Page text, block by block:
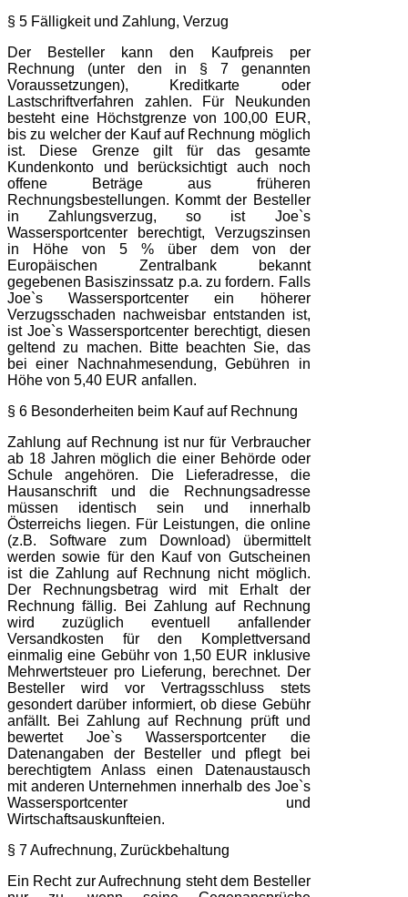
§ 5 Fälligkeit und Zahlung, Verzug
Der Besteller kann den Kaufpreis per
Rechnung (unter den in § 7 genannten
Voraussetzungen), Kreditkarte oder
Lastschriftverfahren zahlen. Für Neukunden
besteht eine Höchstgrenze von 100,00 EUR,
bis zu welcher der Kauf auf Rechnung möglich
ist. Diese Grenze gilt für das gesamte
Kundenkonto und berücksichtigt auch noch
offene Beträge aus früheren
Rechnungsbestellungen. Kommt der Besteller
in Zahlungsverzug, so ist Joe`s
Wassersportcenter berechtigt, Verzugszinsen
in Höhe von 5 % über dem von der
Europäischen Zentralbank bekannt
gegebenen Basiszinssatz p.a. zu fordern. Falls
Joe`s Wassersportcenter ein höherer
Verzugsschaden nachweisbar entstanden ist,
ist Joe`s Wassersportcenter berechtigt, diesen
geltend zu machen. Bitte beachten Sie, das
bei einer Nachnahmesendung, Gebühren in
Höhe von 5,40 EUR anfallen.
§ 6 Besonderheiten beim Kauf auf Rechnung
Zahlung auf Rechnung ist nur für Verbraucher
ab 18 Jahren möglich die einer Behörde oder
Schule angehören. Die Lieferadresse, die
Hausanschrift und die Rechnungsadresse
müssen identisch sein und innerhalb
Österreichs liegen. Für Leistungen, die online
(z.B. Software zum Download) übermittelt
werden sowie für den Kauf von Gutscheinen
ist die Zahlung auf Rechnung nicht möglich.
Der Rechnungsbetrag wird mit Erhalt der
Rechnung fällig. Bei Zahlung auf Rechnung
wird zuzüglich eventuell anfallender
Versandkosten für den Komplettversand
einmalig eine Gebühr von 1,50 EUR inklusive
Mehrwertsteuer pro Lieferung, berechnet. Der
Besteller wird vor Vertragsschluss stets
gesondert darüber informiert, ob diese Gebühr
anfällt. Bei Zahlung auf Rechnung prüft und
bewertet Joe`s Wassersportcenter die
Datenangaben der Besteller und pflegt bei
berechtigtem Anlass einen Datenaustausch
mit anderen Unternehmen innerhalb des Joe`s
Wassersportcenter und
Wirtschaftsauskunfteien.
§ 7 Aufrechnung, Zurückbehaltung
Ein Recht zur Aufrechnung steht dem Besteller